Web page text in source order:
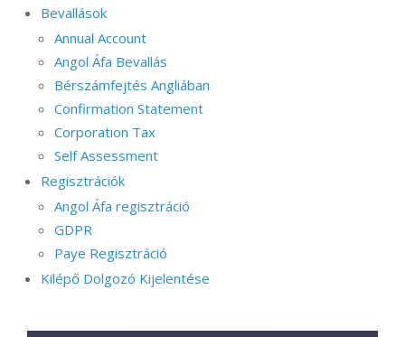
Bevallások
Annual Account
Angol Áfa Bevallás
Bérszámfejtés Angliában
Confirmation Statement
Corporation Tax
Self Assessment
Regisztrációk
Angol Áfa regisztráció
GDPR
Paye Regisztráció
Kilépő Dolgozó Kijelentése